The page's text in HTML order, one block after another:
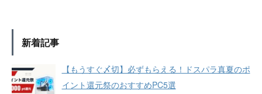
新着記事
【もうすぐ〆切】必ずもらえる！ドスパラ真夏のポ
イント還元祭のおすすめPC5選